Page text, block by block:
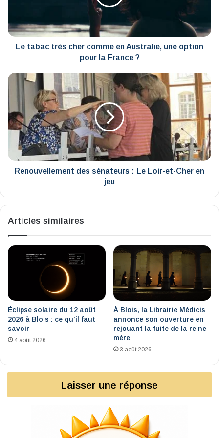
une
option
pour
?
Le tabac très cher comme en Australie, une option
pour la France ?
Renouvellement
sénateurs
:
Le
Loir-
Cher
en
jeuRenouvellement des sénateurs : Le Loir-et-Cher en
jeu
Articles similaires
Éclipse solaire du 12 août
2026 à Blois : ce qu’il faut
savoir
4 août 2026
À Blois, la Librairie Médicis
annonce son ouverture en
rejouant la fuite de la reine
mère
3 août 2026
Laisser une réponse